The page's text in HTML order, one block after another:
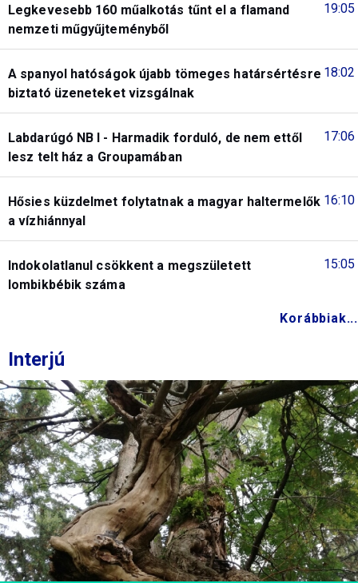
19:05
Legkevesebb 160 műalkotás tűnt el a flamand
nemzeti műgyűjteményből
18:02
A spanyol hatóságok újabb tömeges határsértésre
biztató üzeneteket vizsgálnak
17:06
Labdarúgó NB I - Harmadik forduló, de nem ettől
lesz telt ház a Groupamában
16:10
Hősies küzdelmet folytatnak a magyar haltermelők
a vízhiánnyal
15:05
Indokolatlanul csökkent a megszületett
lombikbébik száma
Korábbiak...
Interjú